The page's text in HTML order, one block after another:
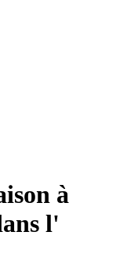
à
l'